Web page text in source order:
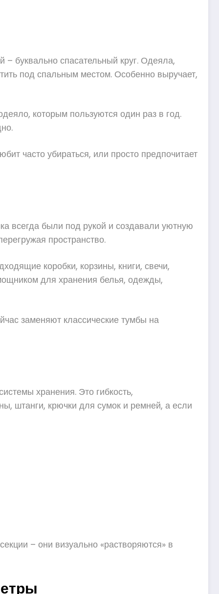
буквально спасательный круг. Одеяла,
под спальным местом. Особенно выручает,
которым пользуются один раз в год.
часто убираться, или просто предпочитает
всегда были под рукой и создавали уютную
пространство.
коробки, корзины, книги, свечи,
для хранения белья, одежды,
заменяют классические тумбы на
хранения. Это гибкость,
штанги, крючки для сумок и ремней, а если
– они визуально «растворяются» в